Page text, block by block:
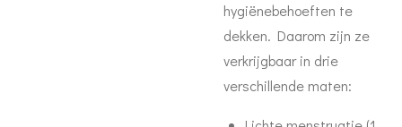
hygiënebehoeften te
dekken. Daarom zijn ze
verkrijgbaar in drie
verschillende maten: